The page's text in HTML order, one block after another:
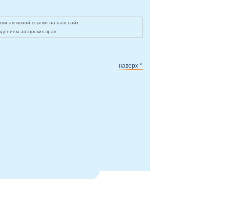
активной ссылки на наш сайт.
авторских прав.
наверх ^